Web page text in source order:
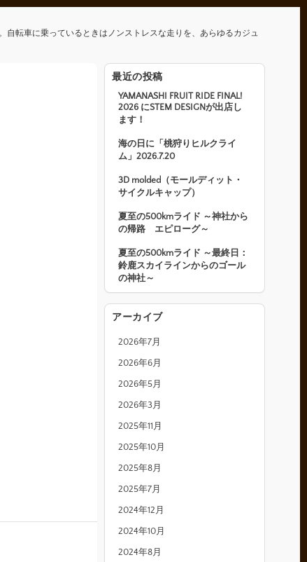
転車に乗っているときはノンストレスな走りを、あらゆるカジュ
最近の投稿
YAMANASHI FRUIT RIDE FINAL!
2026 にSTEM DESIGNが出店し
ます！
海の日に「桃狩りヒルクライ
ム」2026.7.20
3D molded（モールディット・
サイクルキャップ）
夏至の500kmライド ～神社から
の帰路 エピローグ～
夏至の500kmライド ～最終日：
鈴鹿スカイラインからのゴール
の神社～
アーカイブ
2026年7月
2026年6月
2026年5月
2026年3月
2025年11月
2025年10月
2025年8月
2025年7月
2024年12月
2024年10月
2024年8月